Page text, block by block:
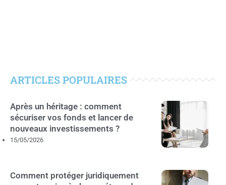
ARTICLES POPULAIRES
Après un héritage : comment
sécuriser vos fonds et lancer de
nouveaux investissements ?
15/05/2026
Comment protéger juridiquement